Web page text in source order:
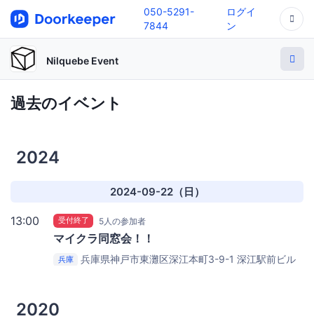
050-5291-
7844
ログイ
ン
Nilquebe Event
過去のイベント
2024
2024-09-22（日）
13:00 受付終了 5人の参加者
マイクラ同窓会！！
兵庫
兵庫県神戸市東灘区深江本町3-9-1 深江駅前ビル
2020